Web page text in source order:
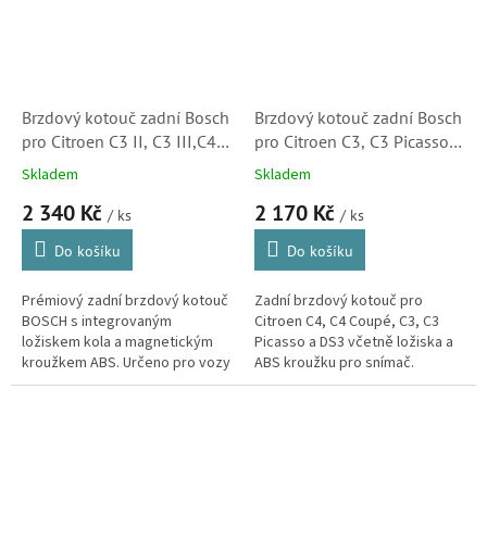
Brzdový kotouč zadní Bosch
pro Citroen C3 II, C3 III,C4
CACTUS (0986479F74)
Skladem
2 340 Kč / ks
Do košíku
Prémiový zadní brzdový kotouč
BOSCH s integrovaným
ložiskem kola a magnetickým
kroužkem ABS. Určeno pro vozy
Citroën, Peugeot a Opel.
Brzdový kotouč zadní Bosch
pro Citroen C3, C3 Picasso,
C4, DS3 (424919,
Skladem
2 170 Kč / ks
Do košíku
Zadní brzdový kotouč pro
Citroen C4, C4 Coupé, C3, C3
Picasso a DS3 včetně ložiska a
ABS kroužku pro snímač.
Značka Bosch je dodavatelem